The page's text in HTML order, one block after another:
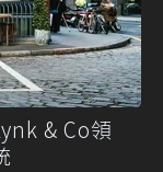
& Co領